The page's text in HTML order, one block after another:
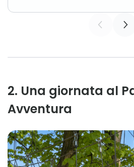
2. Una giornata al
Avventura